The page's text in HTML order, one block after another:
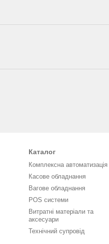
Каталог
Комплексна автоматизація
Касове обладнання
Вагове обладнання
POS системи
Витратні матеріали та
аксесуари
Технічний супровід